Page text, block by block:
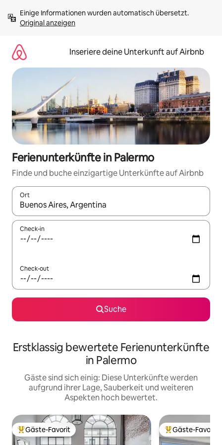
Inhalten
springenOriginal anzeigen
Inseriere deine Unterkunft auf Airbnb
Ferienunterkünfte in Palermo
Finde und buche einzigartige Unterkünfte auf Airbnb
Ort
Wenn Ergebnisse verfügbar sind, navigiere mit den
Check-in
Check-out
Suche
Erstklassig bewertete Ferienunterkünfte
in Palermo
Gäste sind sich einig: Diese Unterkünfte werden
aufgrund ihrer Lage, Sauberkeit und weiteren
Aspekten hoch bewertet.
Beliebter Gäste-Favorit.
Gäste-Favorit Beliebter Gäste-
Gäste-Favorit